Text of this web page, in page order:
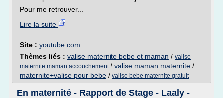
Pour me retrouver...
Lire la suite
Site : youtube.com
Thèmes liés : valise maternite bebe et maman / valise
maternite maman accouchement/ valise maman maternite /
maternite+valise pour bebe / valise bebe maternite gratuit
En maternité - Rapport de Stage - Laaly -